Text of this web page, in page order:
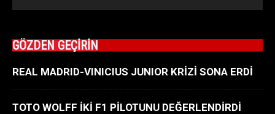
GÖZDEN GEÇİRİN
REAL MADRID-VINICIUS JUNIOR KRİZİ SONA ERDİ
TOTO WOLFF İKİ F1 PİLOTUNU DEĞERLENDİRDİ